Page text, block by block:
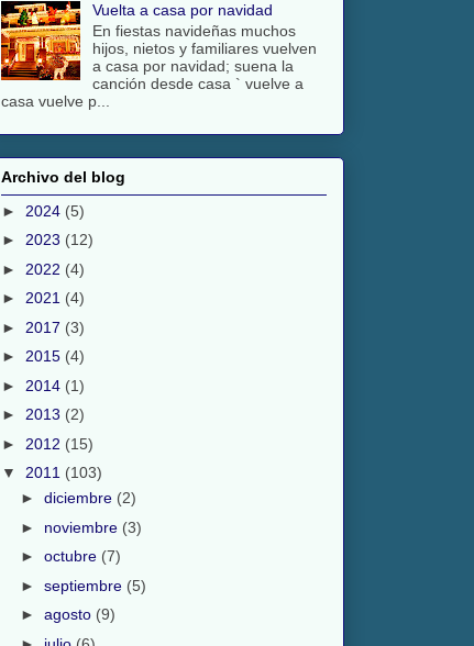
Vuelta a casa por navidad
En fiestas navideñas muchos
hijos, nietos y familiares vuelven
a casa por navidad; suena la
canción desde casa ` vuelve a
casa vuelve p...
Archivo del blog
► 2024 (5)
► 2023 (12)
► 2022 (4)
► 2021 (4)
► 2017 (3)
► 2015 (4)
► 2014 (1)
► 2013 (2)
► 2012 (15)
▼ 2011 (103)
► diciembre (2)
► noviembre (3)
► octubre (7)
► septiembre (5)
► agosto (9)